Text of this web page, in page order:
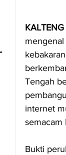
Tengah
internet
semacam
Bukti